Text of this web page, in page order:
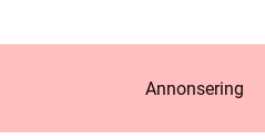
Annonsering